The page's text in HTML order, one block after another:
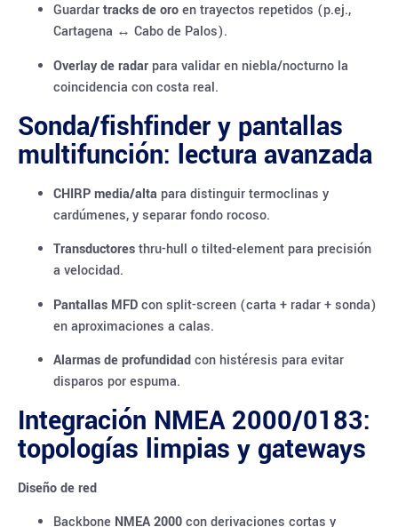
Guardartracks de oroen trayectos repetidos (p.ej.,
Cartagena ↔ Cabo de Palos).
Overlay de radar para validar en niebla/nocturno la
coincidencia con costa real.
Sonda/fishfinder y pantallas
multifunción: lectura avanzada
CHIRP media/alta para distinguir termoclinas y
cardúmenes, y separar fondo rocoso.
Transductoresthru-hull o tilted-element para precisión
a velocidad.
Pantallas MFDcon split-screen (carta + radar + sonda)
en aproximaciones a calas.
Alarmas de profundidadcon histéresis para evitar
disparos por espuma.
Integración NMEA 2000/0183:
topologías limpias y gateways
Diseño de red
Backbone NMEA 2000con derivaciones cortas y